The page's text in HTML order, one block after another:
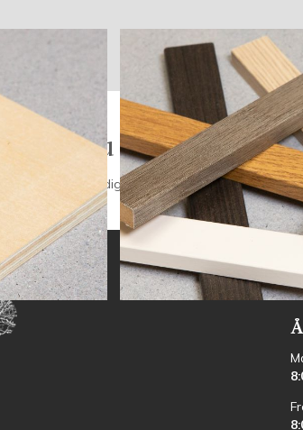
hvad du søgte?
Vi rådgiver dig gerne og har kort